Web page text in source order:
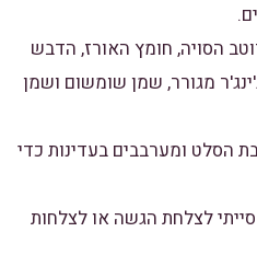
הסויה, חומץ האורז, הדבש
מגורר, שמן שומשום ושמן
הסלט ומערבבים בעדינות כדי
לצלחת הגשה או לצלחות